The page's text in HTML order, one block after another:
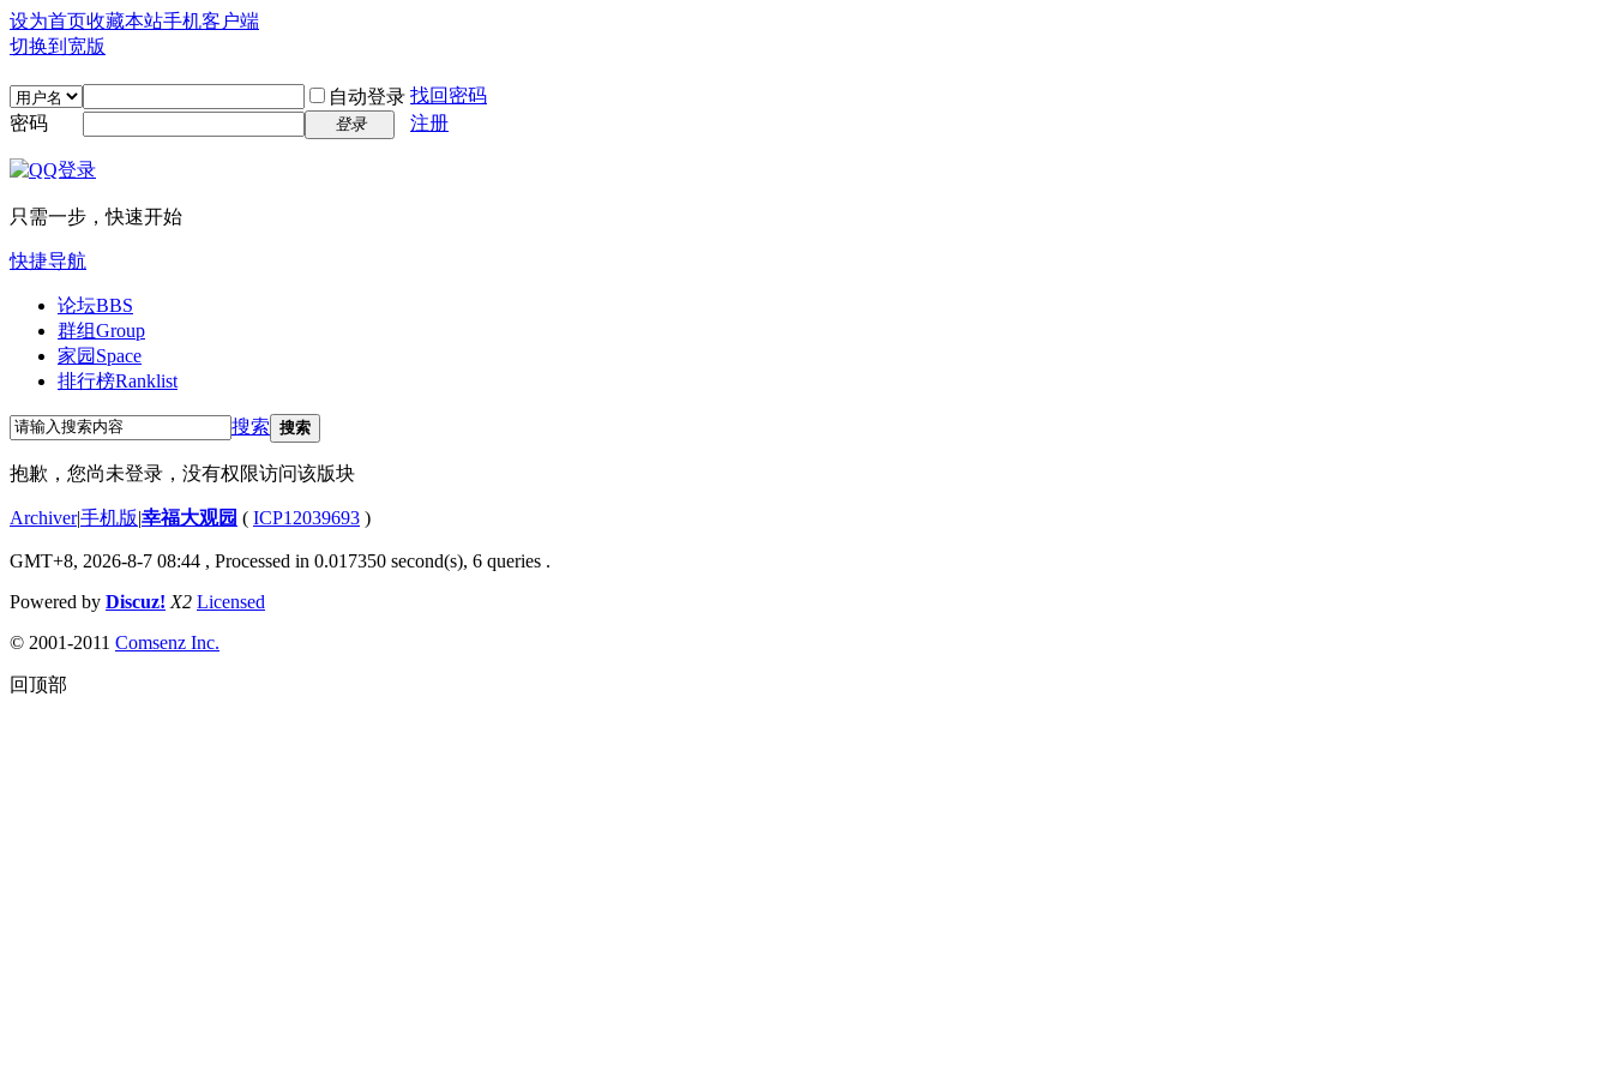
设为首页收藏本站手机客户端
切换到宽版
自动登录 找回密码
密码
登录 注册
只需一步，快速开始
快捷导航
论坛BBS
群组Group
家园 Space
排行榜Ranklist
搜索 搜索
抱歉，您尚未登录，没有权限访问该版块
Archiver|手机版|幸福大观园 ( ICP12039693 )
GMT+8, 2026-8-7 08:44 , Processed in 0.017350 second(s), 6 queries .
Powered by Discuz! X2 Licensed
© 2001-2011 Comsenz Inc.
回顶部